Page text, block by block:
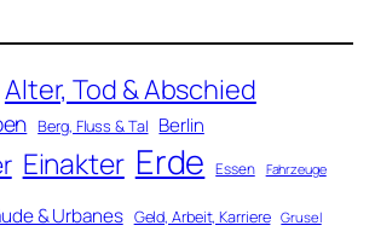
Alter, Tod & Abschied
Berg, Fluss & Tal Berlin
Einakter Erde Essen Fahrzeuge
& Urbanes Geld, Arbeit, Karriere Grusel